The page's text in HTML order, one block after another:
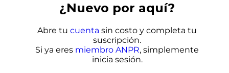
¿Nuevo por aquí?
Abre tu cuenta sin costo y completa tu
suscripción.
Si ya eres miembro ANPR, simplemente
inicia sesión.